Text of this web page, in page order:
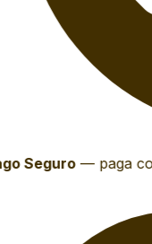
Seguro— paga